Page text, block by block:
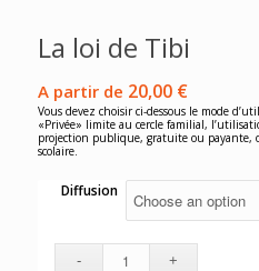
La loi de Tibi
A partir de 20,00 €
Vous devez choisir ci-dessous le mode
«Privée» limite au cercle familial,
projection publique, gratuite ou payante,
scolaire.
Diffusion